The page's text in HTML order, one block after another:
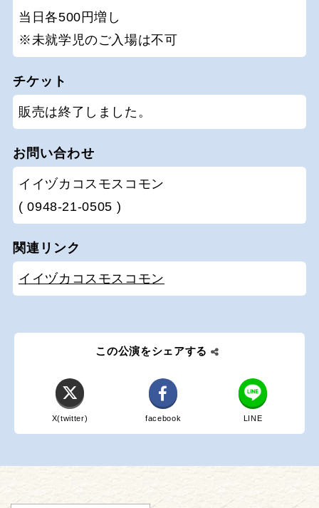
当日各500円増し
※未就学児のご入場は不可
チケット
販売は終了しました。
お問い合わせ
イイヅカコスモスコモン
( 0948-21-0505 )
関連リンク
イイヅカコスモスコモン
この公演をシェアする
X(twitter) facebook LINE